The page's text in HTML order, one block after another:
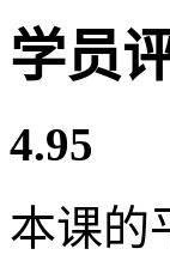
学员
4.95
本课的